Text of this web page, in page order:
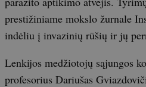
prestižiniame mokslo žurnale
indėliu į invazinių rūšių ir jų
Lenkijos medžiotojų sąjungos
profesorius Dariušas